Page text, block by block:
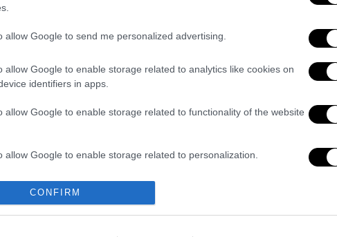
allow Google to send me personalized advertising.
allow Google to enable storage related to analytics like cookies on
identifiers in apps.
allow Google to enable storage related to functionality of the website
allow Google to enable storage related to personalization.
allow Google to enable storage related to security, including
functionality and fraud prevention, and other user protection.
CONFIRM
ηλικίας 23 ετών, κατηγορείται ότι
ένα σακίδιο πλάτης με προσωπικά
έρευνας, ταυτοποιήθηκαν
οι οποίοι συνελήφθησαν σε διάφορα
αφαιρεθέν σακίδιο πλάτης με τα
οποίο αποδόθηκαν. Επιπρόσθετα, στο
βρέθηκαν και
πέντε φωτοβολίδες, τρία καπνογόνα, δύο
σιδερογροθιά, τρεις σουγιάδες,
κουκούλα τύπου full-face.